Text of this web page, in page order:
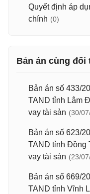
Quyết định áp
chính (0)
Bản án cùng đối
Bản án số 433/
TAND tỉnh Lâm
vay tài sản (30/
Bản án số 623/
TAND tỉnh Đồng
vay tài sản (23/
Bản án số 669/
TAND tỉnh Vĩnh